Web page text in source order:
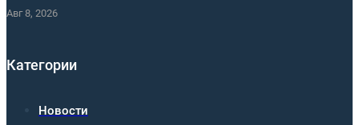
Авг 8, 2026
Категории
Новости